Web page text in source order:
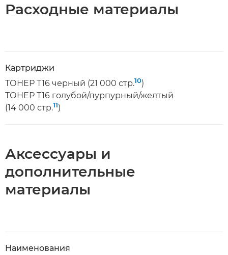
Расходные материалы
Картриджи
ТОНЕР T16 черный (21 000 стр.10)
ТОНЕР T16 голубой/пурпурный/желтый
(14 000 стр.11)
Аксессуары и
дополнительные
материалы
Наименования